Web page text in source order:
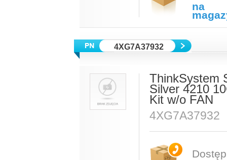
na
4XG7A37932
ThinkSystem
Silver 4210
Kit w/o FAN
4XG7A37932